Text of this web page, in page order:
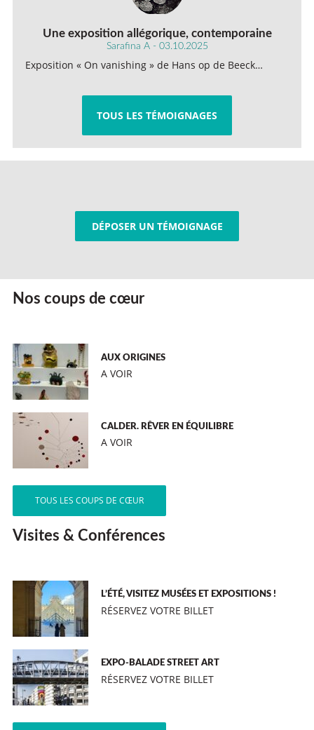
Une exposition allégorique, contemporaine
Sarafina A - 03.10.2025
Exposition « On vanishing » de Hans op de Beeck…
TOUS LES TÉMOIGNAGES
DÉPOSER UN TÉMOIGNAGE
Nos coups de cœur
AUX ORIGINES
A VOIR
CALDER. RÊVER EN ÉQUILIBRE
A VOIR
TOUS LES COUPS DE CŒUR
Visites & Conférences
L’ÉTÉ, VISITEZ MUSÉES ET EXPOSITIONS !
RÉSERVEZ VOTRE BILLET
EXPO-BALADE STREET ART
RÉSERVEZ VOTRE BILLET